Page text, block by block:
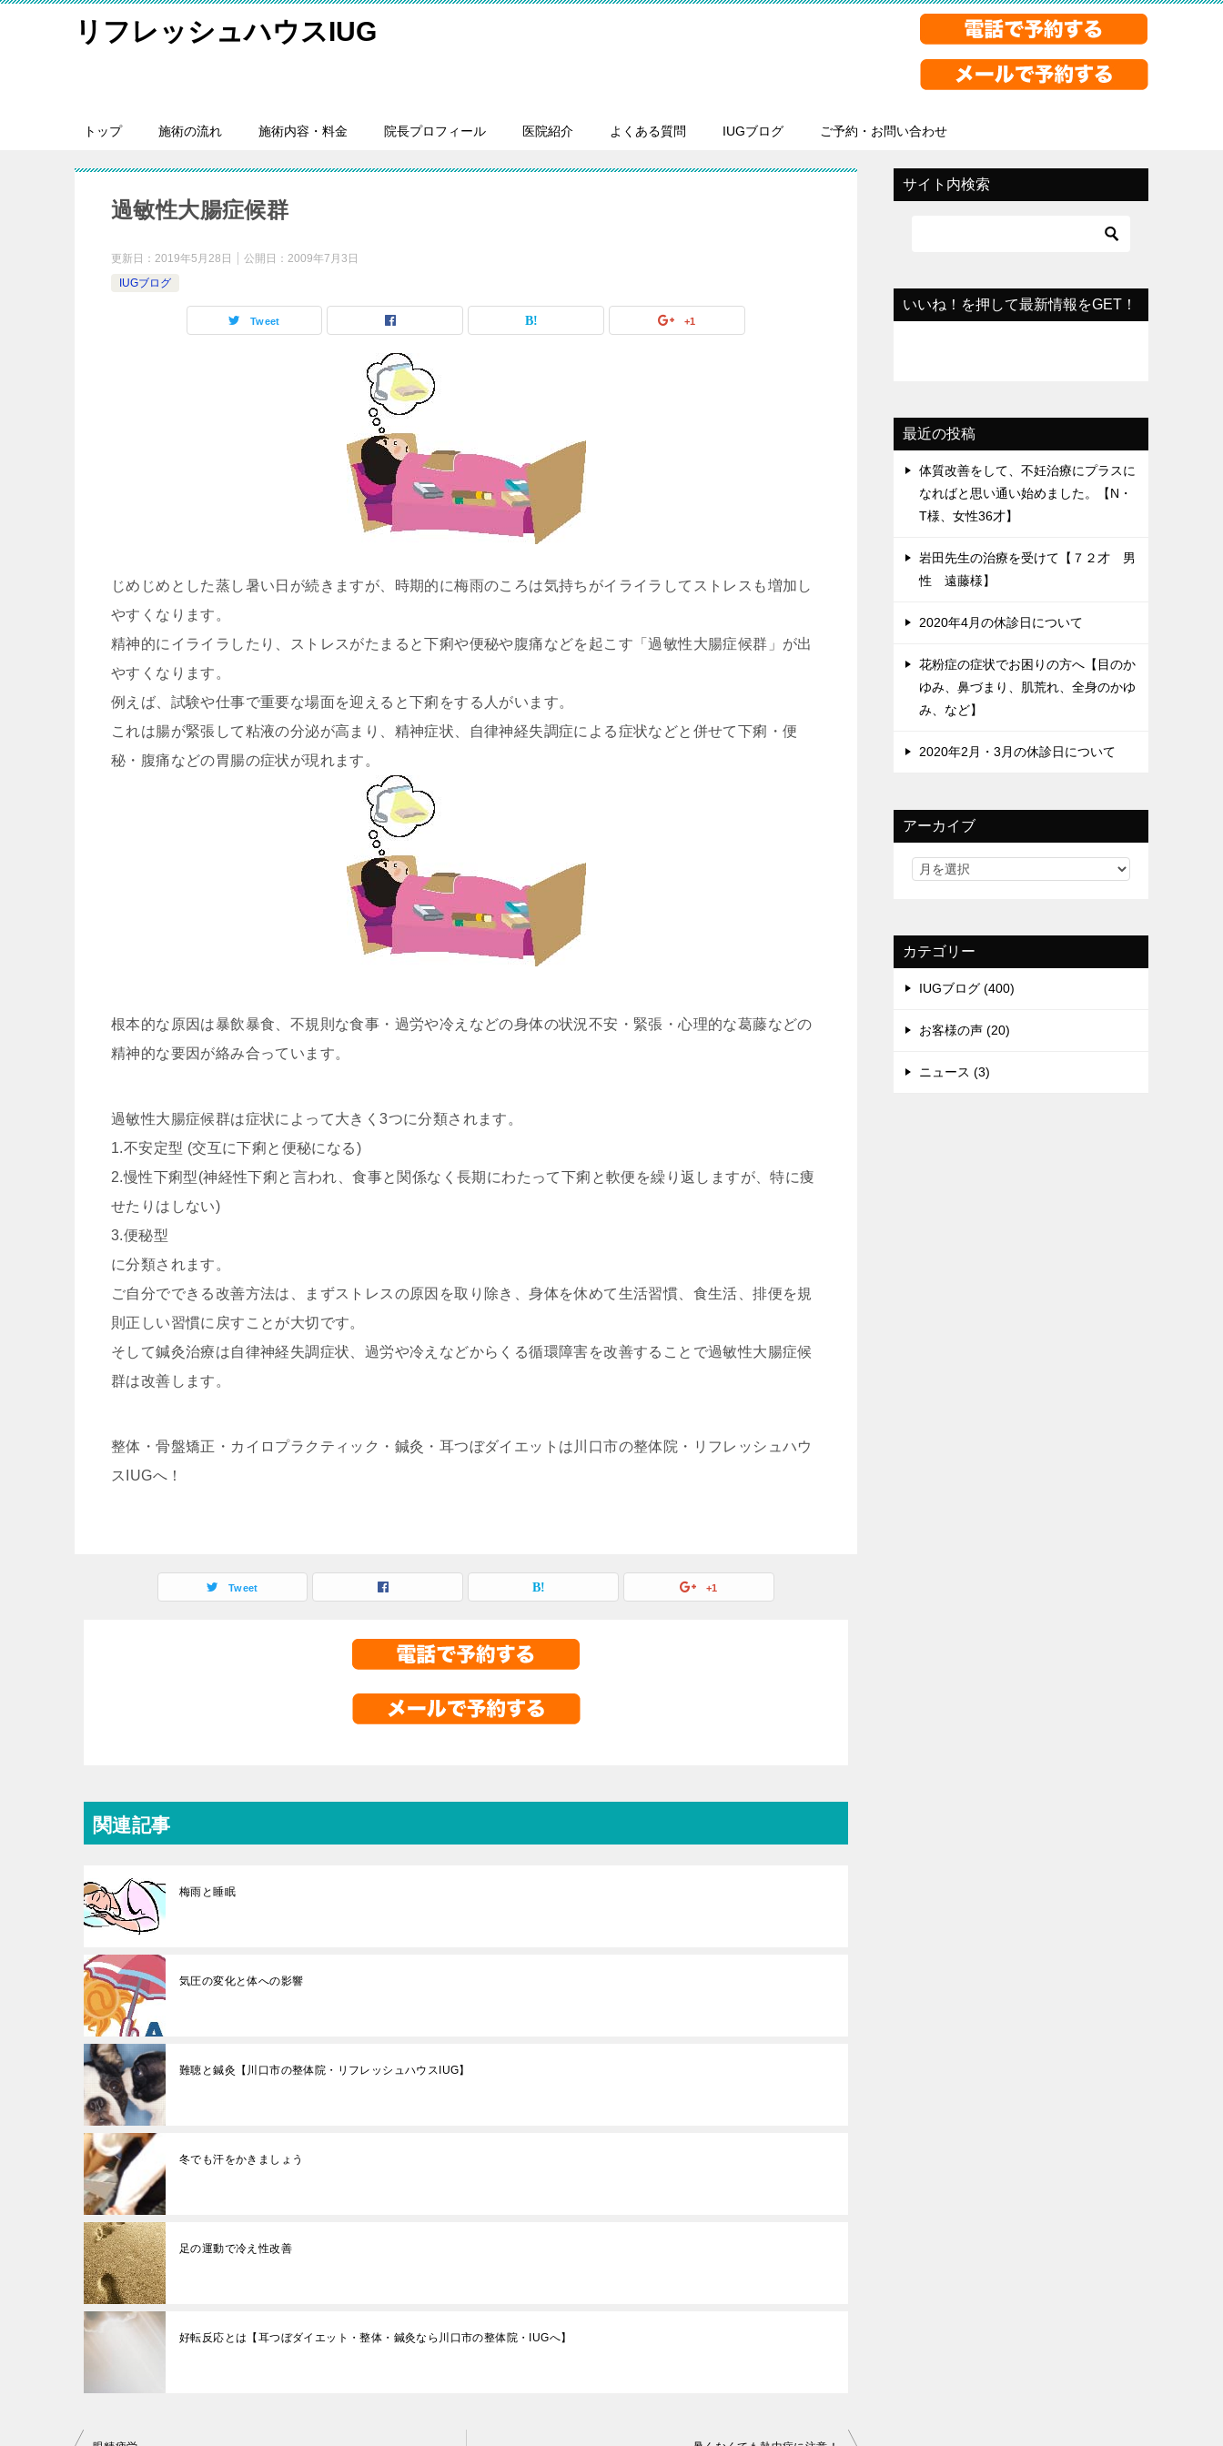
リフレッシュハウスIUG
トップ 施術の流れ 施術内容・料金 院長プロフィール 医院紹介 よくある質問 IUGブログ ご予約・お問い合わせ
過敏性大腸症候群
更新日： 2019年5月28日 公開日： 2009年7月3日
IUGブログ
Tweet +1
じめじめとした蒸し暑い日が続きますが、時期的に梅雨のころは気持ちがイライラしてストレスも増加し
やすくなります。
精神的にイライラしたり、ストレスがたまると下痢や便秘や腹痛などを起こす「過敏性大腸症候群」が出
やすくなります。
例えば、試験や仕事で重要な場面を迎えると下痢をする人がいます。
これは腸が緊張して粘液の分泌が高まり、精神症状、自律神経失調症による症状などと併せて下痢・便
秘・腹痛などの胃腸の症状が現れます。
根本的な原因は暴飲暴食、不規則な食事・過労や冷えなどの身体の状況不安・緊張・心理的な葛藤などの
精神的な要因が絡み合っています。
過敏性大腸症候群は症状によって大きく3つに分類されます。
1.不安定型 (交互に下痢と便秘になる)
2.慢性下痢型(神経性下痢と言われ、食事と関係なく長期にわたって下痢と軟便を繰り返しますが、特に痩
せたりはしない)
3.便秘型
に分類されます。
ご自分でできる改善方法は、まずストレスの原因を取り除き、身体を休めて生活習慣、食生活、排便を規
則正しい習慣に戻すことが大切です。
そして鍼灸治療は自律神経失調症状、過労や冷えなどからくる循環障害を改善することで過敏性大腸症候
群は改善します。
整体・骨盤矯正・カイロプラクティック・鍼灸・耳つぼダイエットは川口市の整体院・リフレッシュハウ
スIUGへ！
Tweet +1
関連記事
梅雨と睡眠
気圧の変化と体への影響
難聴と鍼灸【川口市の整体院・リフレッシュハウスIUG】
冬でも汗をかきましょう
足の運動で冷え性改善
好転反応とは【耳つぼダイエット・整体・鍼灸なら川口市の整体院・IUGへ】
サイト内検索
いいね！を押して最新情報をGET！
最近の投稿
体質改善をして、不妊治療にプラスに
なればと思い通い始めました。【N・
T様、女性36才】
岩田先生の治療を受けて【７２才 男
性 遠藤様】
2020年4月の休診日について
花粉症の症状でお困りの方へ【目のか
ゆみ、鼻づまり、肌荒れ、全身のかゆ
み、など】
2020年2月・3月の休診日について
アーカイブ
カテゴリー
IUGブログ (400)
お客様の声 (20)
ニュース (3)